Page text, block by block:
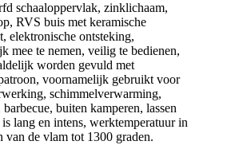
schaaloppervlak, zinklichaam,
RVS buis met keramische
elektronische ontsteking,
mee te nemen, veilig te bedienen,
worden gevuld met
voornamelijk gebruikt voor
schimmelverwarming,
buiten kamperen, lassen
lang en intens, werktemperatuur in
van de vlam tot 1300 graden.